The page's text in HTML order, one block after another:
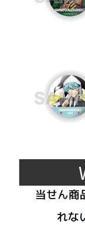
当せん商
れな